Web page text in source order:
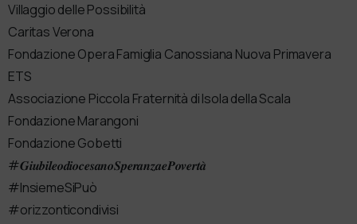
Villaggio delle Possibilità
Caritas Verona
Fondazione Opera Famiglia Canossiana Nuova Primavera
ETS
Associazione Piccola Fraternità di Isola della Scala
Fondazione Marangoni
Fondazione Gobetti
#𝑮𝒊𝒖𝒃𝒊𝒍𝒆𝒐𝒅𝒊𝒐𝒄𝒆𝒔𝒂𝒏𝒐𝑺𝒑𝒆𝒓𝒂𝒏𝒛𝒂𝒆𝑷𝒐𝒗𝒆𝒓𝒕𝒂̀
#InsiemeSiPuò
#orizzonticondivisi